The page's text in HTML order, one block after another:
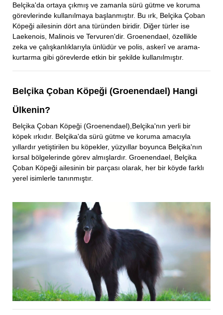
Belçika'da ortaya çıkmış ve zamanla sürü gütme ve koruma
görevlerinde kullanılmaya başlanmıştır. Bu ırk, Belçika Çoban
Köpeği ailesinin dört ana türünden biridir. Diğer türler ise
Laekenois, Malinois ve Tervuren'dir. Groenendael, özellikle
zeka ve çalışkanlıklarıyla ünlüdür ve polis, askerî ve arama-
kurtarma gibi görevlerde etkin bir şekilde kullanılmıştır.
Belçika Çoban Köpeği (Groenendael) Hangi
Ülkenin?
Belçika Çoban Köpeği (Groenendael),Belçika'nın yerli bir
köpek ırkıdır. Belçika'da sürü gütme ve koruma amacıyla
yıllardır yetiştirilen bu köpekler, yüzyıllar boyunca Belçika'nın
kırsal bölgelerinde görev almışlardır. Groenendael, Belçika
Çoban Köpeği ailesinin bir parçası olarak, her bir köyde farklı
yerel isimlerle tanınmıştır.